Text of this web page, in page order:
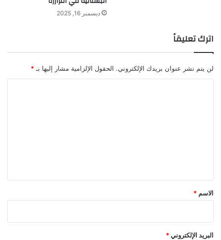
ديسمبر 16, 2025
اترك تعليقاً
لن يتم نشر عنوان بريدك الإلكتروني. الحقول الإلزامية مشار إليها بـ *
*
الاسم *
البريد الإلكتروني *